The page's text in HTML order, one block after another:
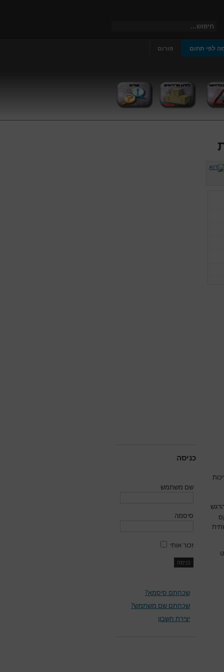
לפי תחום פורום
כניסה
שם משתמש
סיסמה
זכור אותי
שכחתם סיסמא?
שכחתם שם משתמש?
יצירת חשבון